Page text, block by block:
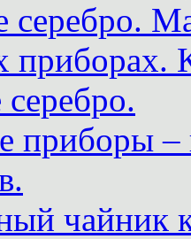
серебро.
приборах.
серебро.
приборы –
чайник